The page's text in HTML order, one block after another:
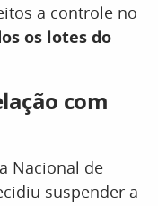
a controle no
os lotes do
com
Nacional de
suspender a